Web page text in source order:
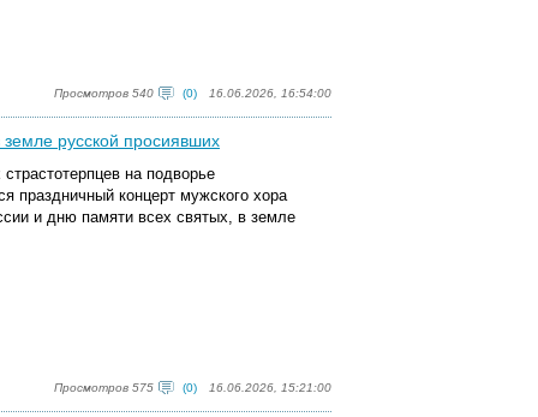
Просмотров 540 (0) 16.06.2026, 16:54:00
русской просиявших
на подворье
праздничный концерт мужского хора
и дню памяти всех святых, в земле
Просмотров 575 (0) 16.06.2026, 15:21:00